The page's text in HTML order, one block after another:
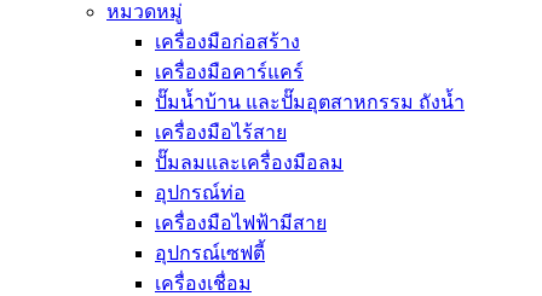
หมวดหมู่
เครื่องมือก่อสร้าง
เครื่องมือคาร์แคร์
ปั๊มน้ำบ้าน และปั๊มอุตสาหกรรม ถังน้ำ
เครื่องมือไร้สาย
ปั๊มลมและเครื่องมือลม
อุปกรณ์ท่อ
เครื่องมือไฟฟ้ามีสาย
อุปกรณ์เซฟตี้
เครื่องเชื่อม